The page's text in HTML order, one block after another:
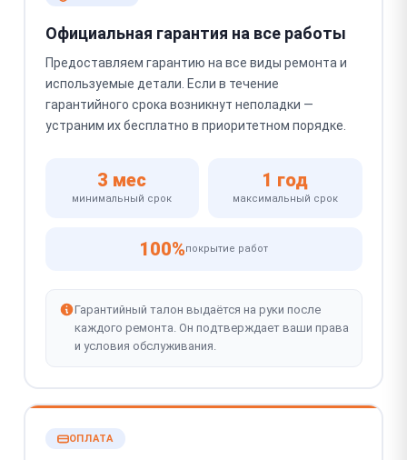
Официальная гарантия на все работы
Предоставляем гарантию на все виды ремонта и
используемые детали. Если в течение
гарантийного срока возникнут неполадки —
устраним их бесплатно в приоритетном порядке.
3 мес
минимальный срок
1 год
максимальный срок
100%покрытие работ
Гарантийный талон выдаётся на руки после
каждого ремонта. Он подтверждает ваши права
и условия обслуживания.
ОПЛАТА